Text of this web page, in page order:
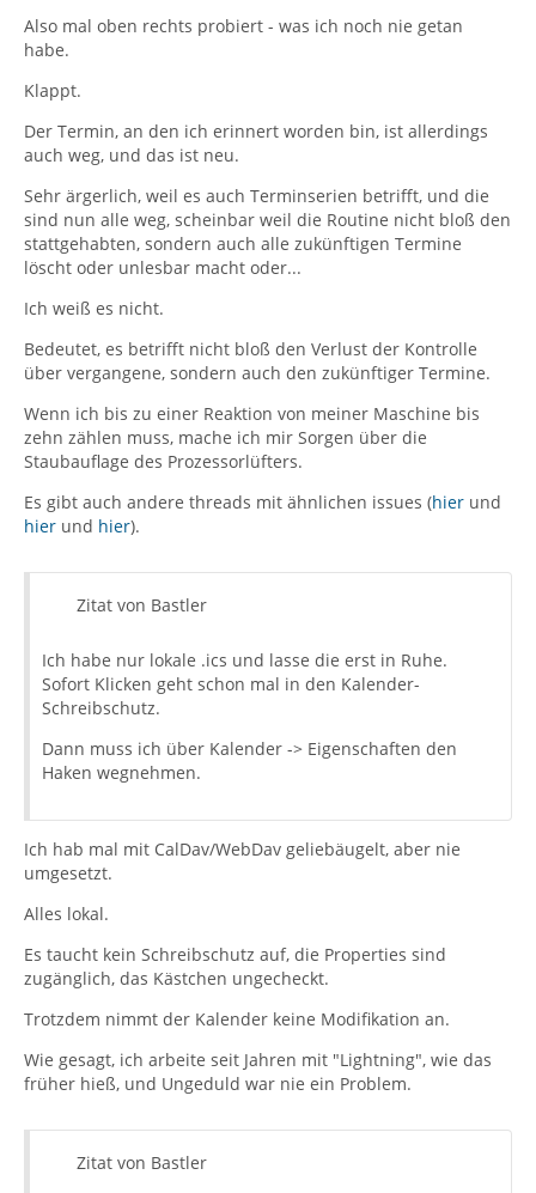
Also mal oben rechts probiert - was ich noch nie getan
habe.
Klappt.
Der Termin, an den ich erinnert worden bin, ist allerdings
auch weg, und das ist neu.
Sehr ärgerlich, weil es auch Terminserien betrifft, und die
sind nun alle weg, scheinbar weil die Routine nicht bloß den
stattgehabten, sondern auch alle zukünftigen Termine
löscht oder unlesbar macht oder...
Ich weiß es nicht.
Bedeutet, es betrifft nicht bloß den Verlust der Kontrolle
über vergangene, sondern auch den zukünftiger Termine.
Wenn ich bis zu einer Reaktion von meiner Maschine bis
zehn zählen muss, mache ich mir Sorgen über die
Staubauflage des Prozessorlüfters.
Es gibt auch andere threads mit ähnlichen issues (hier und
hier und hier).
Zitat von Bastler
Ich habe nur lokale .ics und lasse die erst in Ruhe.
Sofort Klicken geht schon mal in den Kalender-
Schreibschutz.
Dann muss ich über Kalender -> Eigenschaften den
Haken wegnehmen.
Ich hab mal mit CalDav/WebDav geliebäugelt, aber nie
umgesetzt.
Alles lokal.
Es taucht kein Schreibschutz auf, die Properties sind
zugänglich, das Kästchen ungecheckt.
Trotzdem nimmt der Kalender keine Modifikation an.
Wie gesagt, ich arbeite seit Jahren mit "Lightning", wie das
früher hieß, und Ungeduld war nie ein Problem.
Zitat von Bastler